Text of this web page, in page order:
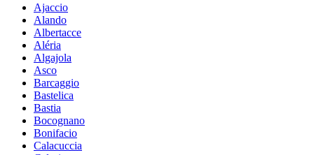
Ajaccio
Alando
Albertacce
Aléria
Algajola
Asco
Barcaggio
Bastelica
Bastia
Bocognano
Bonifacio
Calacuccia